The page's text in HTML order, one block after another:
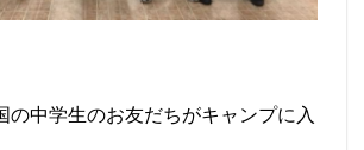
の中学生のお友だちがキャンプに入